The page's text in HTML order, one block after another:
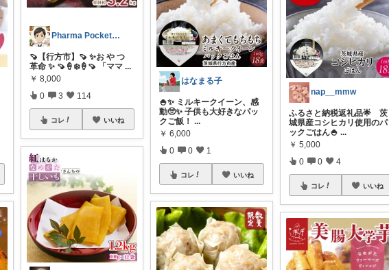
Pharma Pocket@ふるさと納税
🍠【行方市】🍠 ✨お や つ
革命 ✨ 🍠🍦❄️🍦🍠 「ママ ...
￥ 8,000
0 3 114
コレ いいね
はなまる子
🍚✨ ミルキークイーン、感
動🥺✨ 子供も大好きなパッ
クご飯！ ...
￥ 6,000
0 0 1
コレ いいね
nap__mmw
ふるさと納税返礼品🌟 茨
城県産コシヒカリ使用のパ
ックごはん🍚...
￥ 5,000
0 0 4
コレ いいね